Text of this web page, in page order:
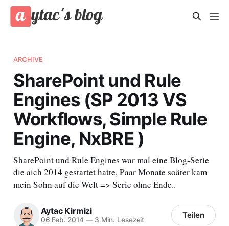
ARCHIVE
SharePoint und Rule
Engines (SP 2013 VS
Workflows, Simple Rule
Engine, NxBRE )
SharePoint und Rule Engines war mal eine Blog-Serie
die aich 2014 gestartet hatte, Paar Monate soäter kam
mein Sohn auf die Welt => Serie ohne Ende..
Aytac Kirmizi
06 Feb. 2014 —3 Min. Lesezeit Teilen